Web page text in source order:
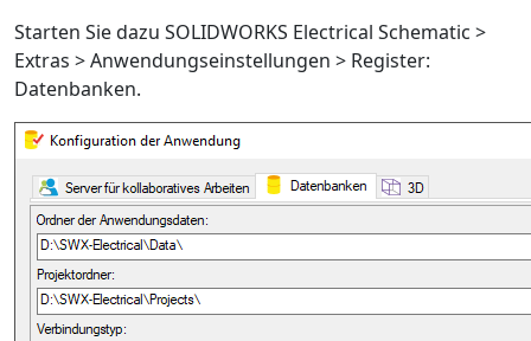
Starten Sie dazu SOLIDWORKS Electrical Schematic >
Extras > Anwendungseinstellungen > Register:
Datenbanken.